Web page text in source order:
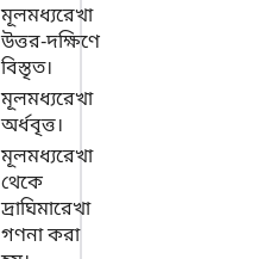
মূলমধ্যরেখা
উত্তর-দক্ষিণে
বিস্তৃত।
মূলমধ্যরেখা
অর্ধবৃত্ত।
মূলমধ্যরেখা
থেকে
দ্রাঘিমারেখা
গণনা করা